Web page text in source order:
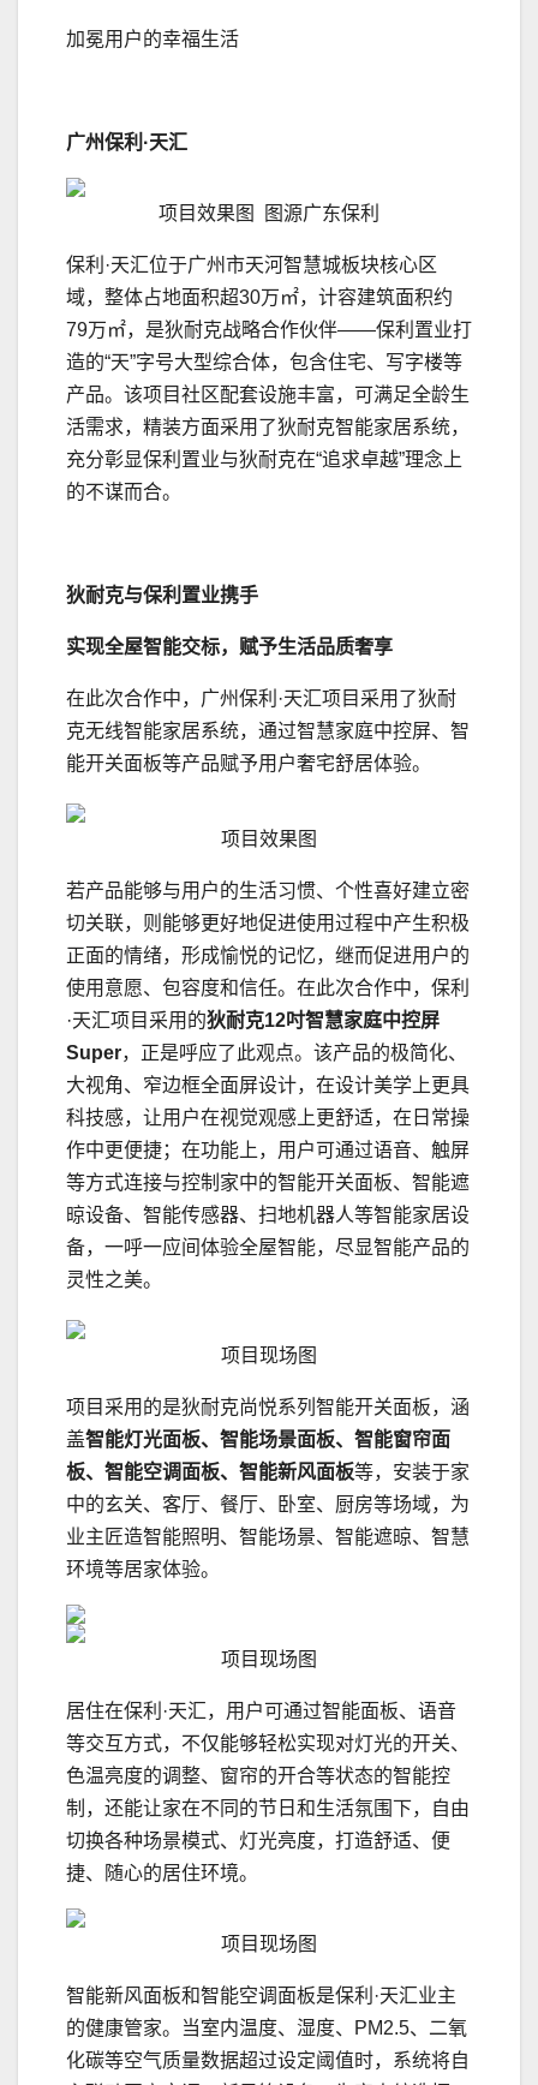
加冕用户的幸福生活
广州保利·天汇
项目效果图 图源广东保利
保利·天汇位于广州市天河智慧城板块核心区
域，整体占地面积超30万㎡，计容建筑面积约
79万㎡，是狄耐克战略合作伙伴——保利置业打
造的“天”字号大型综合体，包含住宅、写字楼等
产品。该项目社区配套设施丰富，可满足全龄生
活需求，精装方面采用了狄耐克智能家居系统，
充分彰显保利置业与狄耐克在“追求卓越”理念上
的不谋而合。
狄耐克与保利置业携手
实现全屋智能交标，赋予生活品质奢享
在此次合作中，广州保利·天汇项目采用了狄耐
克无线智能家居系统，通过智慧家庭中控屏、智
能开关面板等产品赋予用户奢宅舒居体验。
项目效果图
若产品能够与用户的生活习惯、个性喜好建立密
切关联，则能够更好地促进使用过程中产生积极
正面的情绪，形成愉悦的记忆，继而促进用户的
使用意愿、包容度和信任。在此次合作中，保利
·天汇项目采用的狄耐克12吋智慧家庭中控屏
Super，正是呼应了此观点。该产品的极简化、
大视角、窄边框全面屏设计，在设计美学上更具
科技感，让用户在视觉观感上更舒适，在日常操
作中更便捷；在功能上，用户可通过语音、触屏
等方式连接与控制家中的智能开关面板、智能遮
晾设备、智能传感器、扫地机器人等智能家居设
备，一呼一应间体验全屋智能，尽显智能产品的
灵性之美。
项目现场图
项目采用的是狄耐克尚悦系列智能开关面板，涵
盖智能灯光面板、智能场景面板、智能窗帘面
板、智能空调面板、智能新风面板等，安装于家
中的玄关、客厅、餐厅、卧室、厨房等场域，为
业主匠造智能照明、智能场景、智能遮晾、智慧
环境等居家体验。
项目现场图
居住在保利·天汇，用户可通过智能面板、语音
等交互方式，不仅能够轻松实现对灯光的开关、
色温亮度的调整、窗帘的开合等状态的智能控
制，还能让家在不同的节日和生活氛围下，自由
切换各种场景模式、灯光亮度，打造舒适、便
捷、随心的居住环境。
项目现场图
智能新风面板和智能空调面板是保利·天汇业主
的健康管家。当室内温度、湿度、PM2.5、二氧
化碳等空气质量数据超过设定阈值时，系统将自